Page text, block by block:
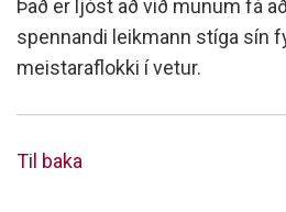
Það er ljóst að við munum fá
spennandi leikmann stíga sín
meistaraflokki í vetur.
Til baka